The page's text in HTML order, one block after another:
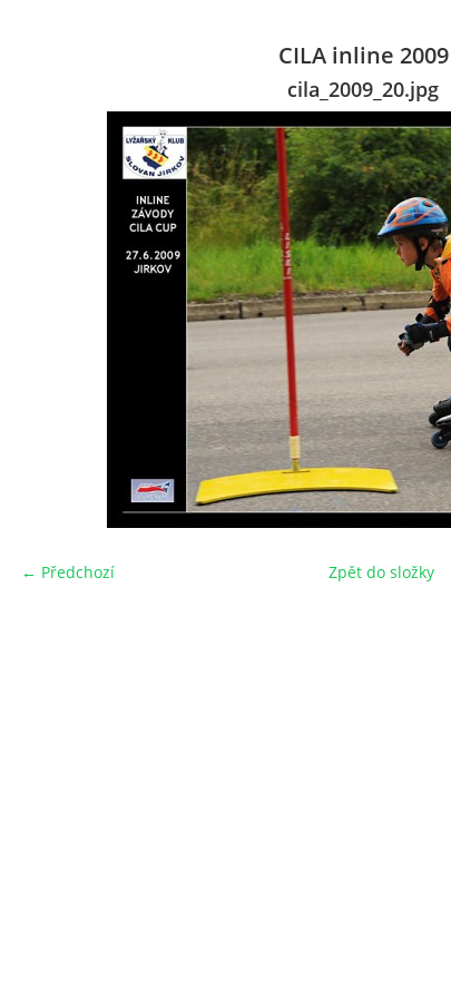
CILA inline 2009
cila_2009_20.jpg
← Předchozí Zpět do složky